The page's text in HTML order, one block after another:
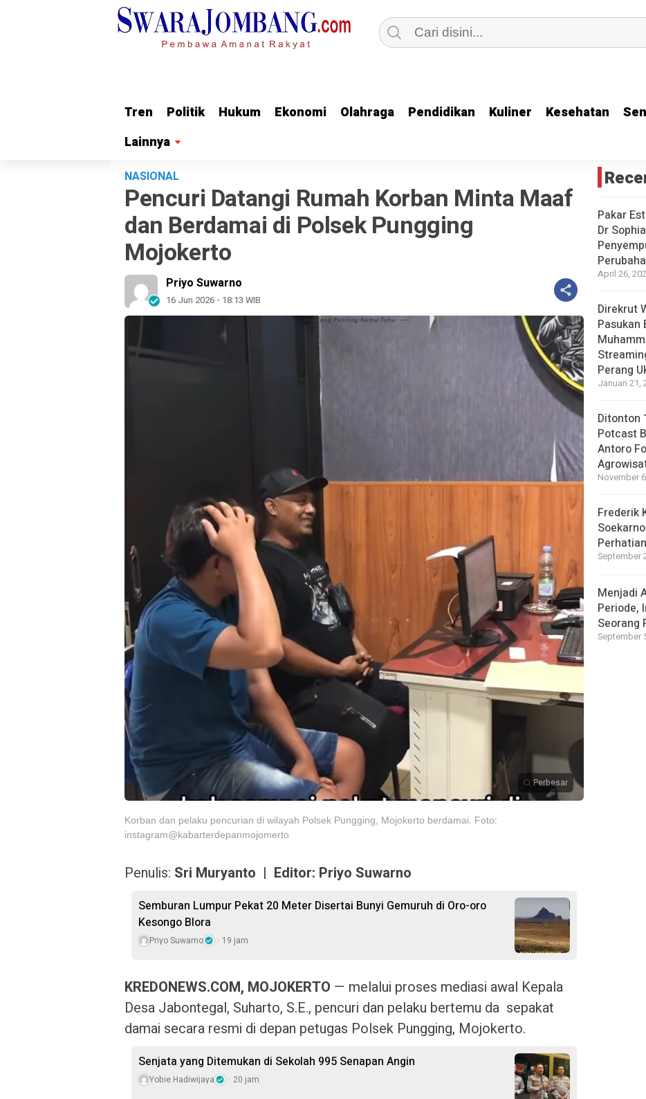
Tren Politik Hukum Ekonomi Olahraga Pendidikan Kuliner Kesehatan
Lainnya
Tren Politik Hukum Ekonomi Olahraga Pendidikan Kuliner Kesehatan
Lainnya
NASIONAL
Pencuri Datangi Rumah Korban Minta Maaf
dan Berdamai di Polsek Pungging
Mojokerto
Priyo Suwarno
16 Jun 2026 - 18:13 WIB
Perbesar
Korban dan pelaku pencurian di wilayah Polsek Pungging, Mojokerto berdamai. Foto:
instagram@kabarterdepanmojomerto
Penulis: Sri Muryanto | Editor: Priyo Suwarno
Semburan Lumpur Pekat 20 Meter Disertai Bunyi Gemuruh di Oro-oro
Kesongo Blora
Priyo Suwarno 19 jam
KREDONEWS.COM, MOJOKERTO — melalui proses mediasi awal Kepala
Desa Jabontegal, Suharto, S.E., pencuri dan pelaku bertemu da sepakat
damai secara resmi di depan petugas Polsek Pungging, Mojokerto.
Senjata yang Ditemukan di Sekolah 995 Senapan Angin
Yobie Hadiwijaya 20 jam
Pakar
Dr
April 26,
Direkrut
Pasukan
Perang
Januari 21,
Ditonton
Potcast
Antoro
November
Frederik
September
Menjadi
Periode,
Seorang
September